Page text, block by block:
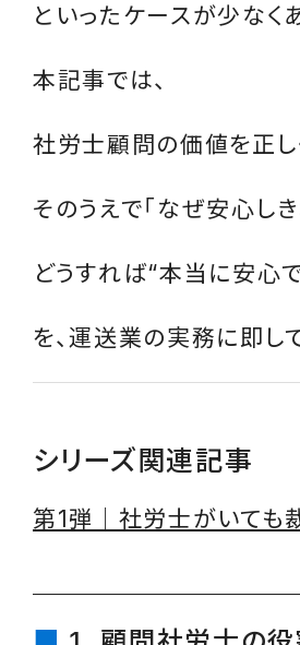
といったケースが少なく
本記事では、
社労士顧問の価値を正し
そのうえで「なぜ安心し
どうすれば“本当に安心
を、運送業の実務に即し
シリーズ関連記事
第1弾｜社労士がいても